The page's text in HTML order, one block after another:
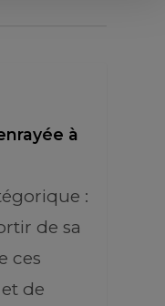
à
:
de sa
ces
de